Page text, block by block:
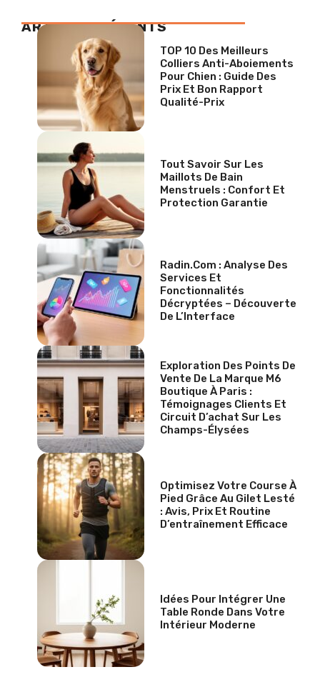
ARTICLES RÉCENTS
TOP 10 Des Meilleurs
Colliers Anti-Aboiements
Pour Chien : Guide Des
Prix Et Bon Rapport
Qualité-Prix
Tout Savoir Sur Les
Maillots De Bain
Menstruels : Confort Et
Protection Garantie
Radin.com : Analyse Des
Services Et
Fonctionnalités
Décryptées – Découverte
De L’Interface
Exploration Des Points De
Vente De La Marque M6
Boutique À Paris :
Témoignages Clients Et
Circuit D’achat Sur Les
Champs-Élysées
Optimisez Votre Course À
Pied Grâce Au Gilet Lesté
: Avis, Prix Et Routine
D’entraînement Efficace
Idées Pour Intégrer Une
Table Ronde Dans Votre
Intérieur Moderne